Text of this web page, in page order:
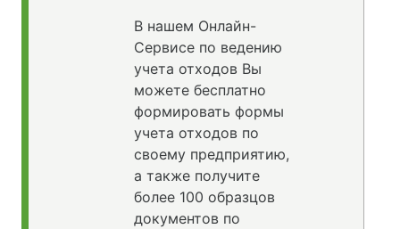
В нашем Онлайн-
Сервисе по ведению
учета отходов Вы
можете бесплатно
формировать формы
учета отходов по
своему предприятию,
а также получите
более 100 образцов
документов по